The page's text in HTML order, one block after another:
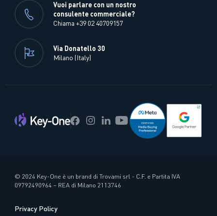
Vuoi parlare con un nostro
consulente commerciale?
Chiama +39 02 40709157
Via Donatello 30
Milano (Italy)
© 2024 Key-One è un brand di Trovami srl - C.F. e Partita IVA
09792490964 – REA di Milano 2113746
Privacy Policy